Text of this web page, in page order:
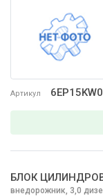
Артикул
БЛОК
внедорожник, 3,0